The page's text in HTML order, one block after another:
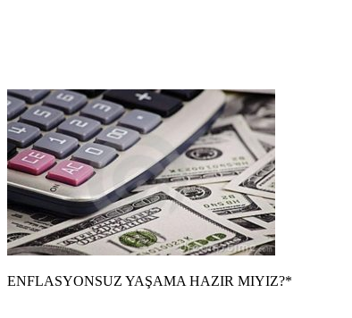
ENFLASYONSUZ YAŞAMA HAZIR MIYIZ?*